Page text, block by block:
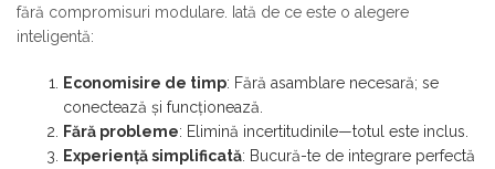
fără compromisuri modulare. Iată de ce este o alegere
inteligentă:
Economisire de timp: Fără asamblare necesară; se
conectează și funcționează.
Fără probleme: Elimină incertitudinile—totul este inclus.
Experiență simplificată: Bucură-te de integrare perfectă